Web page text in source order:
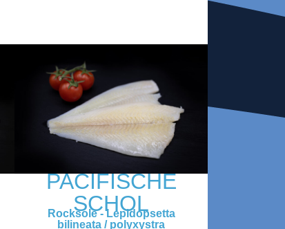
PACIFISCHE
SCHOL
Rocksole - Lepidopsetta
bilineata / polyxystra